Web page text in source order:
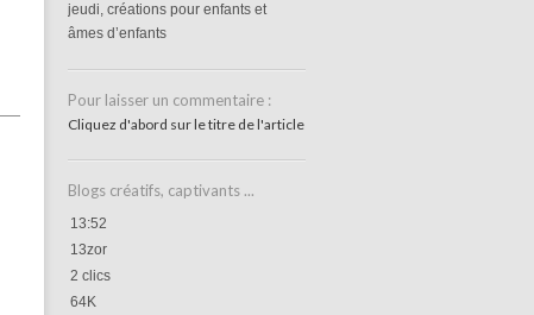
jeudi, créations pour enfants et
âmes d’enfants
Pour laisser un commentaire :
Cliquez d'abord sur le titre de l'article
Blogs créatifs, captivants ...
13:52
13zor
2 clics
64K